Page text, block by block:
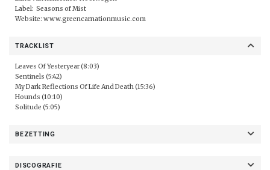
Label: Seasons of Mist
Website: www.greencarnationmusic.com
TRACKLIST
Leaves Of Yesteryear (8:03)
Sentinels (5:42)
My Dark Reflections Of Life And Death (15:36)
Hounds (10:10)
Solitude (5:05)
BEZETTING
DISCOGRAFIE